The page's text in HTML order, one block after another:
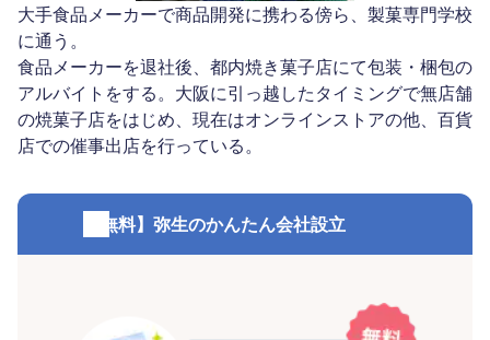
大手食品メーカーで商品開発に携わる傍ら、製菓専門学校
に通う。
食品メーカーを退社後、都内焼き菓子店にて包装・梱包の
アルバイトをする。大阪に引っ越したタイミングで無店舗
の焼菓子店をはじめ、現在はオンラインストアの他、百貨
店での催事出店を行っている。
【無料】弥生のかんたん会社設立